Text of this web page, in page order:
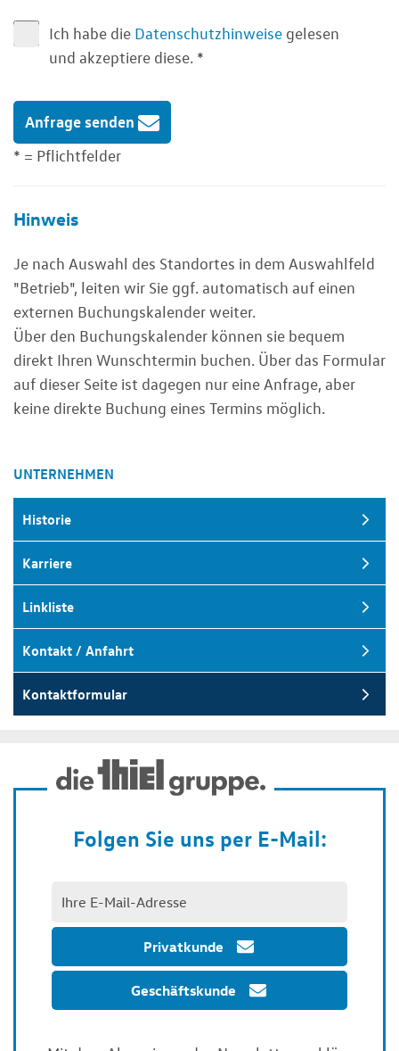
Ich habe die Datenschutzhinweise gelesen
und akzeptiere diese. *
Anfrage senden
* = Pflichtfelder
Hinweis
Je nach Auswahl des Standortes in dem Auswahlfeld
"Betrieb", leiten wir Sie ggf. automatisch auf einen
externen Buchungskalender weiter.
Über den Buchungskalender können sie bequem
direkt Ihren Wunschtermin buchen. Über das Formular
auf dieser Seite ist dagegen nur eine Anfrage, aber
keine direkte Buchung eines Termins möglich.
UNTERNEHMEN
Historie
Karriere
Linkliste
Kontakt / Anfahrt
Kontaktformular
Folgen Sie uns per E-Mail:
Privatkunde
Geschäftskunde